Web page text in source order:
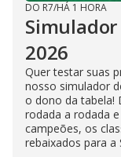
DO R7/HÁ 1 HORA
Simulador
2026
Quer testar suas
nosso simulador
o dono da tabela!
rodada a rodada
campeões, os
rebaixados para a